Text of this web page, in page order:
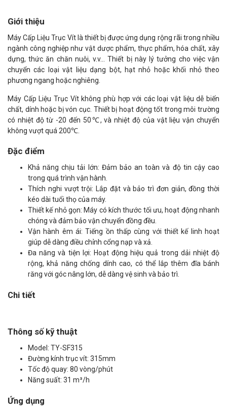
Giới thiệu
Máy Cấp Liệu Trục Vít là thiết bị được ứng dụng rộng rãi trong nhiều
ngành công nghiệp như vật dược phẩm, thực phẩm, hóa chất, xây
dựng, thức ăn chăn nuôi, v.v... Thiết bị này lý tưởng cho việc vận
chuyển các loại vật liệu dạng bột, hạt nhỏ hoặc khối nhỏ theo
phương ngang hoặc nghiêng.
Máy Cấp Liệu Trục Vít không phù hợp với các loại vật liệu dễ biến
chất, dính hoặc bị vón cục. Thiết bị hoạt động tốt trong môi trường
có nhiệt độ từ -20 đến 50℃, và nhiệt độ của vật liệu vận chuyển
không vượt quá 200℃.
Đặc điểm
Khả năng chịu tải lớn: Đảm bảo an toàn và độ tin cậy cao
trong quá trình vận hành.
Thích nghi vượt trội: Lắp đặt và bảo trì đơn giản, đồng thời
kéo dài tuổi thọ của máy.
Thiết kế nhỏ gọn: Máy có kích thước tối ưu, hoạt động nhanh
chóng và đảm bảo vận chuyển đồng đều.
Vận hành êm ái: Tiếng ồn thấp cùng với thiết kế linh hoạt
giúp dễ dàng điều chỉnh cổng nạp và xả.
Đa năng và tiện lợi: Hoạt động hiệu quả trong dải nhiệt độ
rộng, khả năng chống dính cao, có thể lắp thêm đĩa bánh
răng với góc nâng lớn, dễ dàng vệ sinh và bảo trì.
Chi tiết
Thông số kỹ thuật
Model: TY-SF315
Đường kính trục vít: 315mm
Tốc độ quay: 80 vòng/phút
Năng suất: 31 m³/h
Ứng dụng